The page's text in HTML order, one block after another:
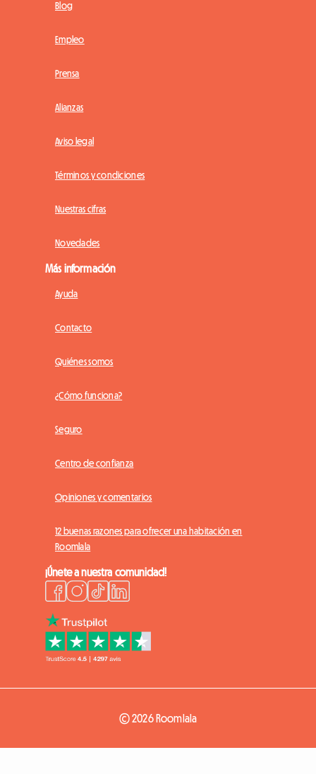
Blog
Empleo
Prensa
Alianzas
Aviso legal
Términos y condiciones
Nuestras cifras
Novedades
Más información
Ayuda
Contacto
Quiénes somos
¿Cómo funciona?
Seguro
Centro de confianza
Opiniones y comentarios
12 buenas razones para ofrecer una habitación en
Roomlala
¡Únete a nuestra comunidad!
© 2026 Roomlala